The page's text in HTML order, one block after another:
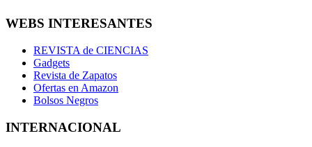
WEBS INTERESANTES
REVISTA de CIENCIAS
Gadgets
Revista de Zapatos
Ofertas en Amazon
Bolsos Negros
INTERNACIONAL